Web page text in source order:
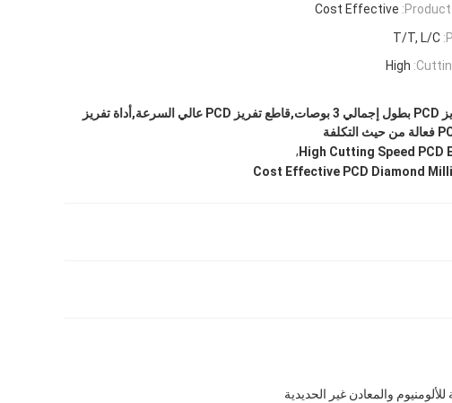
Product
Cost Effective
T/T, L/C
High
قاطع تفريز PCD بطول إجمالي 3 بوصات,قاطع تفريز PCD عالي السرعة,أداة تفريز
High Cutting Speed PCD
,
Cost Effective PCD Diamond